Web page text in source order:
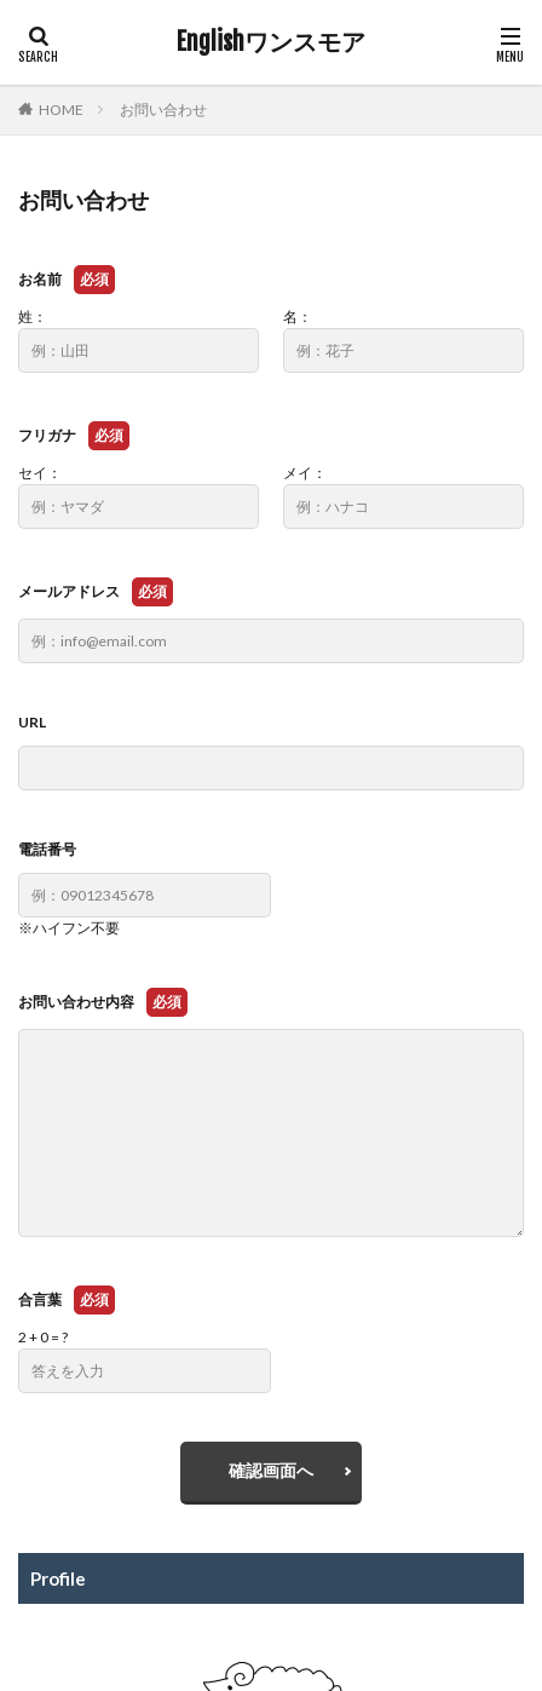
Englishワンスモア
HOME お問い合わせ
お問い合わせ
お名前 必須
姓： 名：
フリガナ 必須
セイ： メイ：
メールアドレス 必須
URL
電話番号
※ハイフン不要
お問い合わせ内容 必須
合言葉 必須
2 + 0 = ?
確認画面へ
Profile